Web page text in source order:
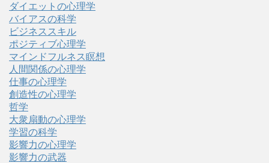
ダイエットの心理学
バイアスの科学
ビジネススキル
ポジティブ心理学
マインドフルネス瞑想
人間関係の心理学
仕事の心理学
創造性の心理学
哲学
大衆扇動の心理学
学習の科学
影響力の心理学
影響力の武器